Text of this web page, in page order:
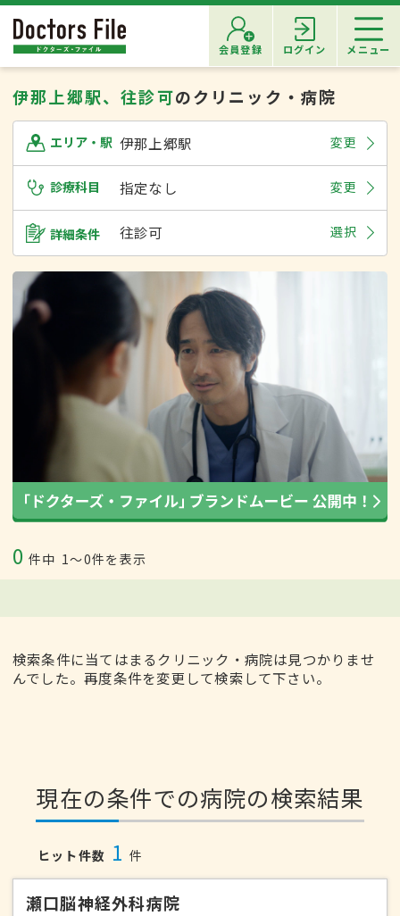
会員登録 ログイン メニュー
伊那上郷駅、往診可のクリニック・病院
エリア・駅 伊那上郷駅 変更
診療科目 指定なし 変更
詳細条件 往診可 選択
0 件中 1〜0件を表示
検索条件に当てはまるクリニック・病院は見つかりませ
んでした。再度条件を変更して検索して下さい。
現在の条件での病院の検索結果
ヒット件数 1 件
瀬口脳神経外科病院